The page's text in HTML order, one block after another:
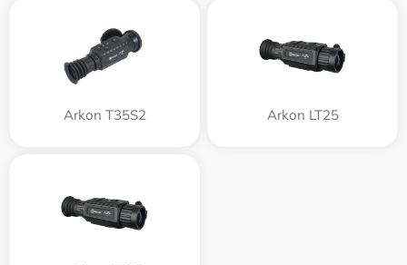
Arkon T35S2 Arkon LT25